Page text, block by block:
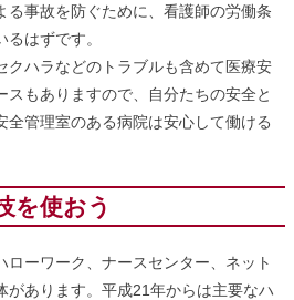
る事故を防ぐために、看護師の労働条
はずです。
クハラなどのトラブルも含めて医療安
もありますので、自分たちの安全と
全管理室のある病院は安心して働ける
を使おう
ーワーク、ナースセンター、ネット
があります。平成21年からは主要なハ